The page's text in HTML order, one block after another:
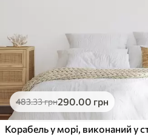
483.33грн290.00 грн